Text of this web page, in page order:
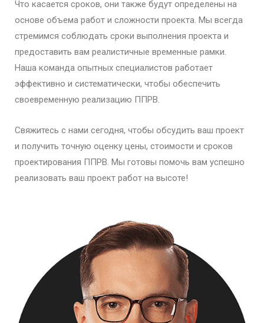
Что касается сроков, они также будут определены на
основе объема работ и сложности проекта. Мы всегда
стремимся соблюдать сроки выполнения проекта и
предоставить вам реалистичные временные рамки.
Наша команда опытных специалистов работает
эффективно и систематически, чтобы обеспечить
своевременную реализацию ППРВ.
Свяжитесь с нами сегодня, чтобы обсудить ваш проект
и получить точную оценку цены, стоимости и сроков
проектирования ППРВ. Мы готовы помочь вам успешно
реализовать ваш проект работ на высоте!